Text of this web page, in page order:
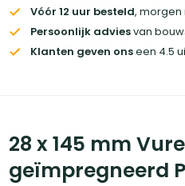
Vóór 12 uur besteld, morgen
Persoonlijk adviesvan
Klanten geven onseen 4.5
28 x 145 mm
geïmpregneerd